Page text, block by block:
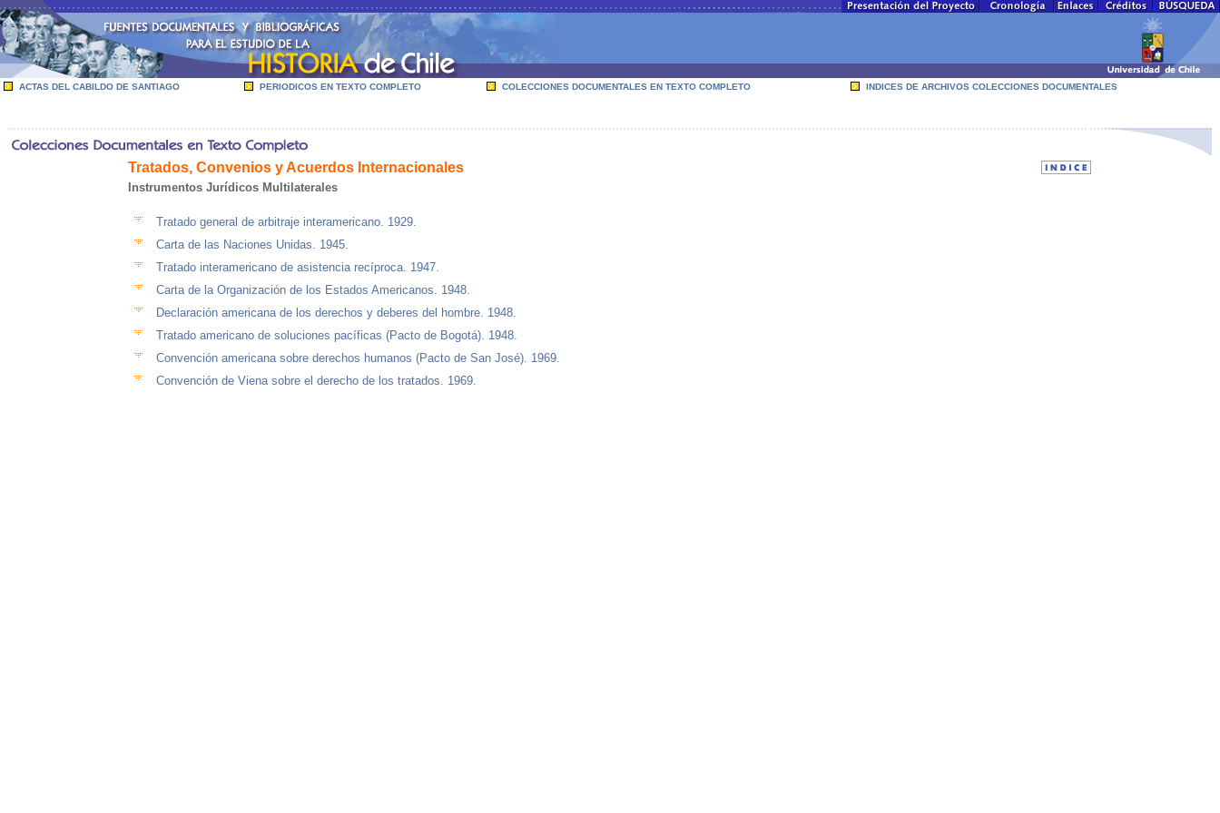
ACTAS DEL CABILDO DE SANTIAGO PERIODICOS EN TEXTO COMPLETO COLECCIONES DOCUMENTALES EN TEXTO COMPLETO INDICES DE ARCHIVOS COLECCIONES DOCUMENTALES
Tratados, Convenios y Acuerdos Internacionales
Instrumentos Jurídicos Multilaterales
Tratado general de arbitraje interamericano. 1929.
Carta de las Naciones Unidas. 1945.
Tratado interamericano de asistencia recíproca. 1947.
Carta de la Organización de los Estados Americanos. 1948.
Declaración americana de los derechos y deberes del hombre. 1948.
Tratado americano de soluciones pacíficas (Pacto de Bogotá). 1948.
Convención americana sobre derechos humanos (Pacto de San José). 1969.
Convención de Viena sobre el derecho de los tratados. 1969.